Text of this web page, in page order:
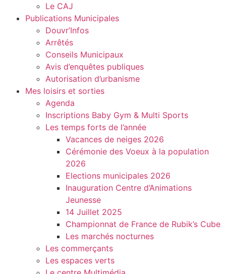
Le CAJ
Publications Municipales
Douvr’Infos
Arrêtés
Conseils Municipaux
Avis d’enquêtes publiques
Autorisation d’urbanisme
Mes loisirs et sorties
Agenda
Inscriptions Baby Gym & Multi Sports
Les temps forts de l’année
Vacances de neiges 2026
Cérémonie des Voeux à la population
2026
Elections municipales 2026
Inauguration Centre d’Animations
Jeunesse
14 Juillet 2025
Championnat de France de Rubik’s Cube
Les marchés nocturnes
Les commerçants
Les espaces verts